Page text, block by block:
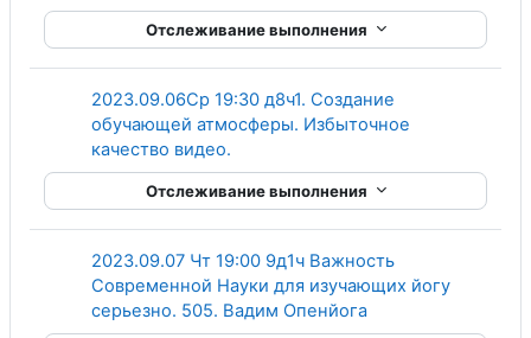
Отслеживание выполнения
2023.09.06Ср 19:30 д8ч1. Создание
обучающей атмосферы. Избыточное
качество видео.
Отслеживание выполнения
2023.09.07 Чт 19:00 9д1ч Важность
Современной Науки для изучающих йогу
серьезно. 505. Вадим ОпенйогаГиперссылка